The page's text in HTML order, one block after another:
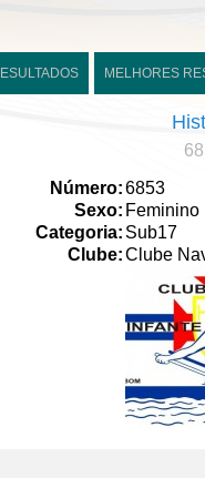
MELHORES
Número:6853
Sexo: Feminino
Categoria: Sub17
Clube:Clube